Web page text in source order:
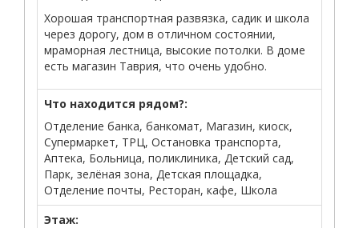
Хорошая транспортная развязка, садик и школа
через дорогу, дом в отличном состоянии,
мраморная лестница, высокие потолки. В доме
есть магазин Таврия, что очень удобно.
Что находится рядом?:
Отделение банка, банкомат, Магазин, киоск,
Супермаркет, ТРЦ, Остановка транспорта,
Аптека, Больница, поликлиника, Детский сад,
Парк, зелёная зона, Детская площадка,
Отделение почты, Ресторан, кафе, Школа
Этаж: